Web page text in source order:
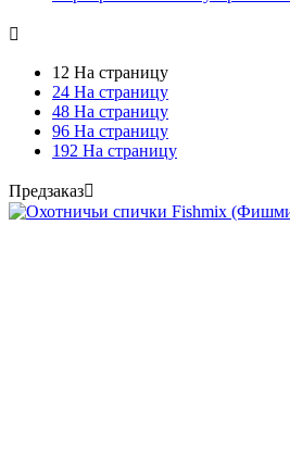

12 На страницу
24 На страницу
48 На страницу
96 На страницу
192 На страницу
Предзаказ